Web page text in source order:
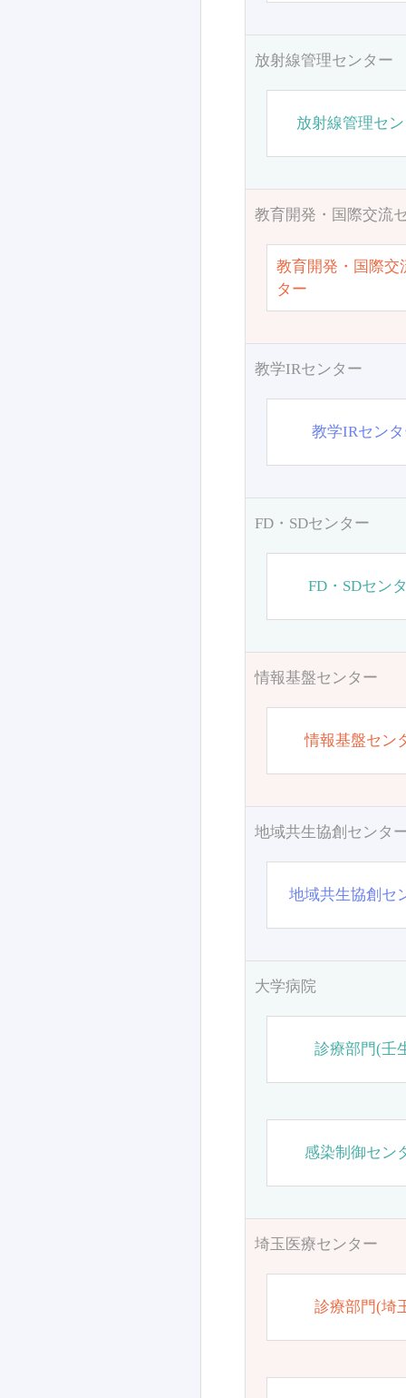
放射線管理センター
放射線管理セ
教育開発・国際交流
教育開発・国際交
ター
教学IRセンター
教学IRセン
FD・SDセンター
FD・SDセン
情報基盤センター
情報基盤セン
地域共生協創センタ
地域共生協創セ
大学病院
診療部門(壬
感染制御セン
埼玉医療センター
診療部門(埼